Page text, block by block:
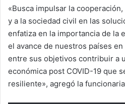
«Busca impulsar la
y a la sociedad civil en las
enfatiza en la importancia de la
el avance de nuestros países
entre sus objetivos contribuir a
económica post COVID-19 que
resiliente», agregó la